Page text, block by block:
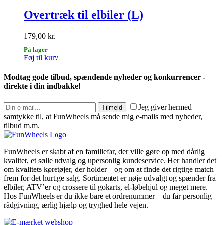
Overtræk til elbiler (L)
179,00 kr.
På lager
Føj til kurv
Modtag gode tilbud, spændende nyheder og konkurrencer -
direkte i din indbakke!
Tilmeld
Jeg giver hermed
samtykke til, at FunWheels må sende mig e-mails med nyheder,
tilbud m.m.
FunWheels er skabt af en familiefar, der ville gøre op med dårlig
kvalitet, et sølle udvalg og upersonlig kundeservice. Her handler det
om kvalitets køretøjer, der holder – og om at finde det rigtige match
frem for det hurtige salg. Sortimentet er nøje udvalgt og spænder fra
elbiler, ATV’er og crossere til gokarts, el-løbehjul og meget mere.
Hos FunWheels er du ikke bare et ordrenummer – du får personlig
rådgivning, ærlig hjælp og tryghed hele vejen.